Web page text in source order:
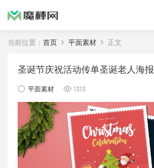
当前位置： 首页 平面素材 正文
圣诞节庆祝活动传单圣诞老人海报
平面素材 1313